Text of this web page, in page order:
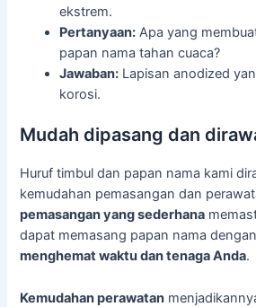
ekstrem.
Pertanyaan: Apa yang
papan nama tahan cuaca?
Jawaban: Lapisan anodized
korosi.
Mudah dipasang dan
Huruf timbul dan papan nama kami
kemudahan pemasangan dan
pemasangan yang sederhana
dapat memasang papan nama
menghemat waktu dan tenaga Anda.
Kemudahan perawatan